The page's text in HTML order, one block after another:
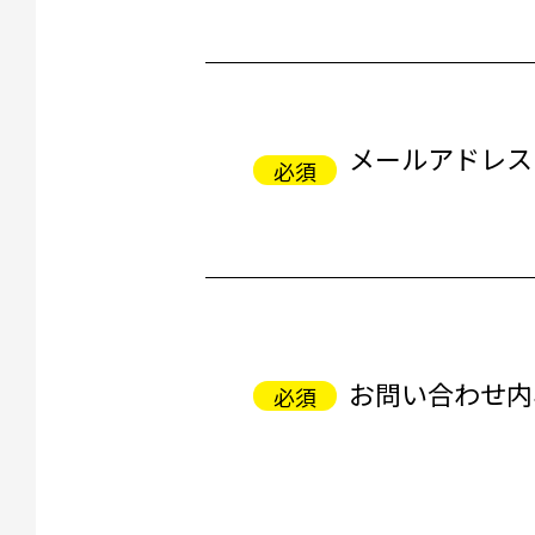
メールアドレス
お問い合わせ